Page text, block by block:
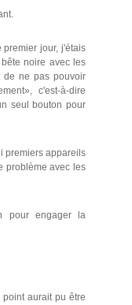
jour, j'étais
noire avec les
de ne pas pouvoir
c'est-à-dire
seul bouton pour
premiers appareils
problème avec les
pour engager la
aurait pu être